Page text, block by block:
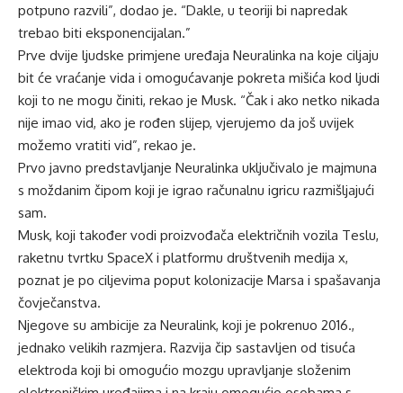
potpuno razvili”, dodao je. “Dakle, u teoriji bi napredak
trebao biti eksponencijalan.”
Prve dvije ljudske primjene uređaja Neuralinka na koje ciljaju
bit će vraćanje vida i omogućavanje pokreta mišića kod ljudi
koji to ne mogu činiti, rekao je Musk. “Čak i ako netko nikada
nije imao vid, ako je rođen slijep, vjerujemo da još uvijek
možemo vratiti vid”, rekao je.
Prvo javno predstavljanje Neuralinka uključivalo je majmuna
s moždanim čipom koji je igrao računalnu igricu razmišljajući
sam.
Musk, koji također vodi proizvođača električnih vozila Teslu,
raketnu tvrtku SpaceX i platformu društvenih medija x,
poznat je po ciljevima poput kolonizacije Marsa i spašavanja
čovječanstva.
Njegove su ambicije za Neuralink, koji je pokrenuo 2016.,
jednako velikih razmjera. Razvija čip sastavljen od tisuća
elektroda koji bi omogućio mozgu upravljanje složenim